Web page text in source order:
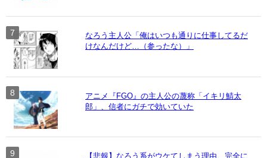
なろう主人公「俺はいつも通りに仕事してるだ
けなんだけど…（参ったな）」
アニメ『FGO』の主人公の蔑称「イキリ鯖太
郎」、信者にガチで効いていた
【悲報】なろう系がウケてしまう理由、完全に